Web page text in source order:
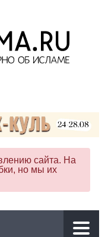
сайта. На
но мы их